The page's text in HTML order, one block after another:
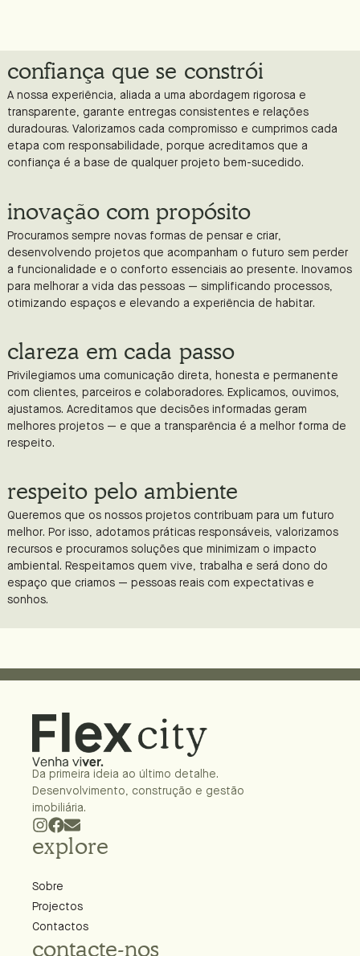
confiança que se constrói
A nossa experiência, aliada a uma abordagem rigorosa e
transparente, garante entregas consistentes e relações
duradouras. Valorizamos cada compromisso e cumprimos cada
etapa com responsabilidade, porque acreditamos que a
confiança é a base de qualquer projeto bem-sucedido.
inovação com propósito
Procuramos sempre novas formas de pensar e criar,
desenvolvendo projetos que acompanham o futuro sem perder
a funcionalidade e o conforto essenciais ao presente. Inovamos
para melhorar a vida das pessoas — simplificando processos,
otimizando espaços e elevando a experiência de habitar.
clareza em cada passo
Privilegiamos uma comunicação direta, honesta e permanente
com clientes, parceiros e colaboradores. Explicamos, ouvimos,
ajustamos. Acreditamos que decisões informadas geram
melhores projetos — e que a transparência é a melhor forma de
respeito.
respeito pelo ambiente
Queremos que os nossos projetos contribuam para um futuro
melhor. Por isso, adotamos práticas responsáveis, valorizamos
recursos e procuramos soluções que minimizam o impacto
ambiental. Respeitamos quem vive, trabalha e será dono do
espaço que criamos — pessoas reais com expectativas e
sonhos.
Da primeira ideia ao último detalhe.
Desenvolvimento, construção e gestão
imobiliária.
explore
Sobre
Projectos
Contactos
contacte-nos